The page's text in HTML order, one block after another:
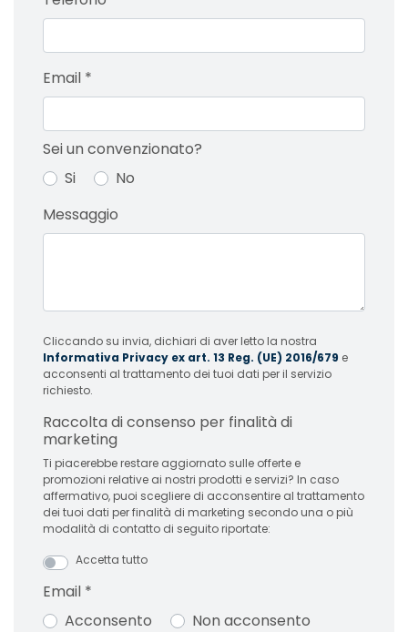
Email *
Sei un convenzionato?
Si
No
Messaggio
Cliccando su invia, dichiari di aver letto la nostra
Informativa Privacy ex art. 13 Reg. (UE) 2016/679 e
acconsenti al trattamento dei tuoi dati per il servizio
richiesto.
Raccolta di consenso per finalità di
marketing
Ti piacerebbe restare aggiornato sulle offerte e
promozioni relative ai nostri prodotti e servizi? In caso
affermativo, puoi scegliere di acconsentire al trattamento
dei tuoi dati per finalità di marketing secondo una o più
modalità di contatto di seguito riportate:
Accetta tutto
Email *
Acconsento
Non acconsento